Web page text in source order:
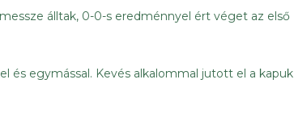
álltak, 0-0-s eredménnyel ért véget az első
és egymással. Kevés alkalommal jutott el a kapuk